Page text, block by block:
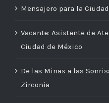
Mensajero para la
Vacante: Asistente de
Ciudad de México
De las Minas a las
Zirconia